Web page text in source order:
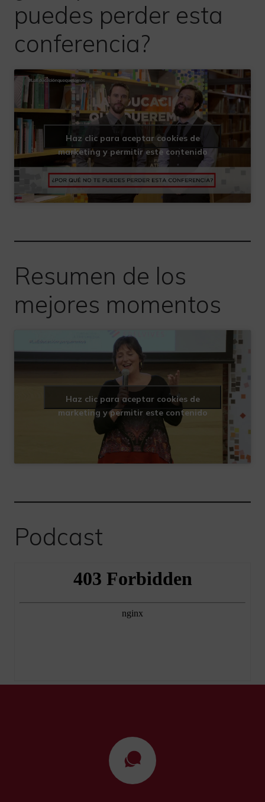
puedes perder esta
conferencia?
Haz clic para aceptar cookies de
marketing y permitir este contenido
Resumen de los
mejores momentos
Haz clic para aceptar cookies de
marketing y permitir este contenido
Podcast